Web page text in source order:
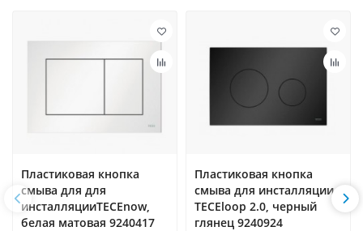
Пластиковая кнопка
смыва для для
инсталляцииTECEnow,
белая матовая 9240417
Пластиковая кнопка
смыва для инсталляции
TECEloop 2.0, черный
глянец 9240924